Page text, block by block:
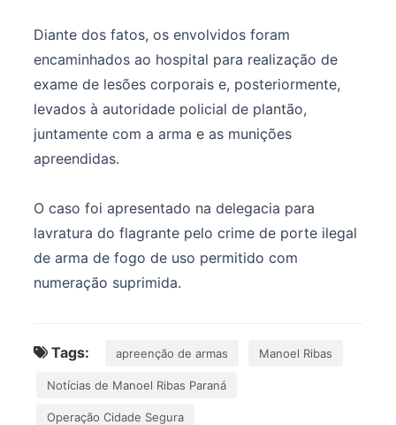
Diante dos fatos, os envolvidos foram
encaminhados ao hospital para realização de
exame de lesões corporais e, posteriormente,
levados à autoridade policial de plantão,
juntamente com a arma e as munições
apreendidas.
O caso foi apresentado na delegacia para
lavratura do flagrante pelo crime de porte ilegal
de arma de fogo de uso permitido com
numeração suprimida.
Tags: apreenção de armas Manoel Ribas
Notícias de Manoel Ribas Paraná
Operação Cidade Segura